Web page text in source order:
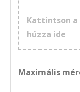
Kattintson
húzza ide
Maximális